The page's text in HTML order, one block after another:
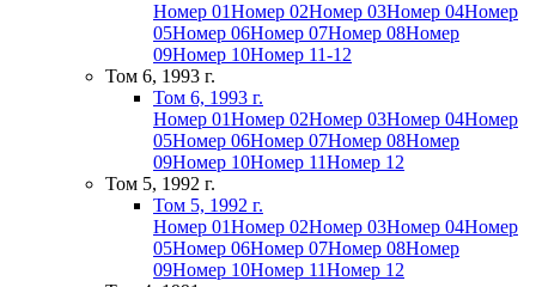
Номер 01Номер 02Номер 03Номер 04Номер
05Номер 06Номер 07Номер 08Номер
09Номер 10Номер 11-12
Том 6, 1993 г.
Том 6, 1993 г.
Номер 01Номер 02Номер 03Номер 04Номер
05Номер 06Номер 07Номер 08Номер
09Номер 10Номер 11Номер 12
Том 5, 1992 г.
Том 5, 1992 г.
Номер 01Номер 02Номер 03Номер 04Номер
05Номер 06Номер 07Номер 08Номер
09Номер 10Номер 11Номер 12